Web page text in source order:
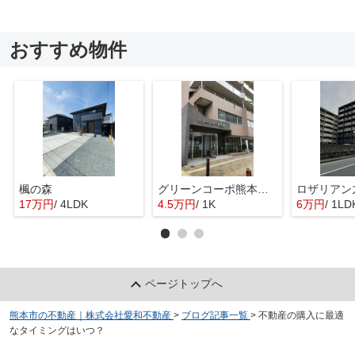
おすすめ物件
楓の森
17万円/ 4LDK
4.5万円/ 1K
ロザリアン
6万円/
ページトップへ
熊本市の不動産｜株式会社愛和不動産 > ブログ記事一覧 > 不動産の購入に最適
なタイミングはいつ？